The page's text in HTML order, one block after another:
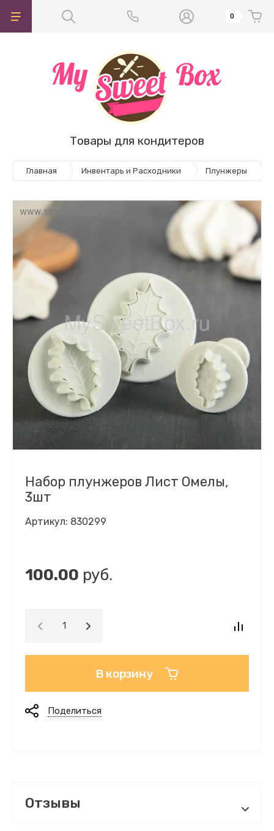
Товары для кондитеров
0
Главная Инвентарь и Расходники Плунжеры
Набор плунжеров Лист Омелы,
3шт
Артикул: 830299
100.00 руб.
В корзину
Поделиться
Отзывы